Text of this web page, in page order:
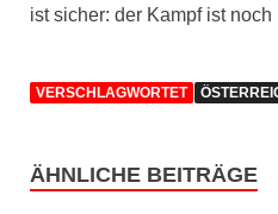
ist sicher: der Kampf ist noch
VERSCHLAGWORTET
ÄHNLICHE BEITRÄGE